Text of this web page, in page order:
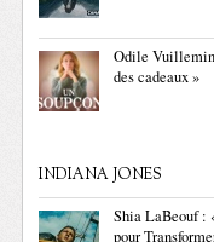
Odile Vuillemin
des cadeaux »
INDIANA JONES
Shia LaBeouf :
pour